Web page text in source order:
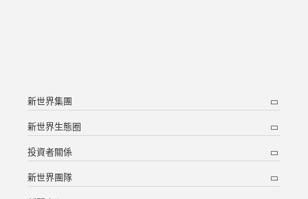
新世界集團
新世界生態圈
投資者關係
新世界團隊